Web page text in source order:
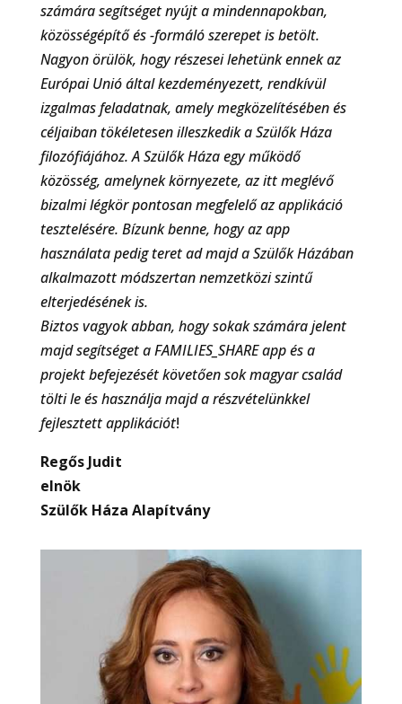
számára segítséget nyújt a mindennapokban,
közösségépítő és -formáló szerepet is betölt.
Nagyon örülök, hogy részesei lehetünk ennek az
Európai Unió által kezdeményezett, rendkívül
izgalmas feladatnak, amely megközelítésében és
céljaiban tökéletesen illeszkedik a Szülők Háza
filozófiájához. A Szülők Háza egy működő
közösség, amelynek környezete, az itt meglévő
bizalmi légkör pontosan megfelelő az applikáció
tesztelésére. Bízunk benne, hogy az app
használata pedig teret ad majd a Szülők Házában
alkalmazott módszertan nemzetközi szintű
elterjedésének is.
Biztos vagyok abban, hogy sokak számára jelent
majd segítséget a FAMILIES_SHARE app és a
projekt befejezését követően sok magyar család
tölti le és használja majd a részvételünkkel
fejlesztett applikációt!
Regős Judit
elnök
Szülők Háza Alapítvány